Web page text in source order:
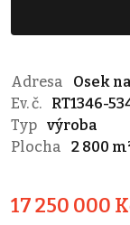
Adresa
Osek
Ev. č.
RT1346-
Typ výroba
Plocha
2 800
17 250 000